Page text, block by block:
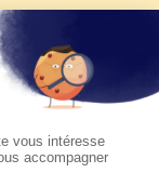
de KTO
Léon
KTO le